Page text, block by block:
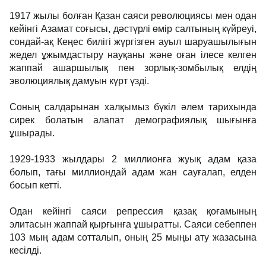
1917 жылы болған Қазан сая­си революциясы мен одан
кейінгі Азамат соғысы, дәстүрлі өмір салтының күйреуі,
сондай-ақ Кеңес билігі жүргізген ауыл ша­руа­шылығын
жедел ұжым­дастыру науқаны және оған ілесе келген
жаппай ашаршылық пен зорлық-зомбылық елдің
эволю­циялық дамуын күрт үзді.
Соның салдарынан халқымыз бүкіл әлем тарихында
сирек болатын алапат демографиялық шығынға
ұшырады.
1929-1933 жылдары 2 миллионға жуық адам қаза
болып, тағы миллиондай адам жан сауғалап, елден
босып кетті.
Одан кейінгі саяси репрессия қазақ қоғамының
элитасын жаппай қырғынға ұшыратты. Саяси себеппен
103 мың адам сотталып, оның 25 мыңы ату жазасына
кесілді.